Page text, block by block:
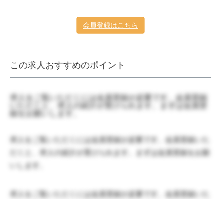
会員登録はこちら
この求人おすすめのポイント
求人をご覧いただくには会員登録が必要です。会員登録
録をお願いします。
求人をご覧いただくには会員登録が必要です。会員登録いた
だくと、求人の紹介が受けられます。まずは会員登録をお願
いします。
求人をご覧いただくには会員登録が必要です。会員登録いた